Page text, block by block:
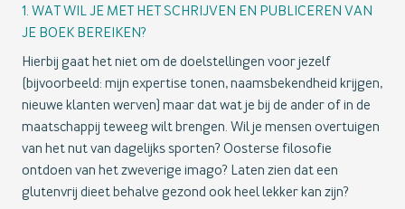
1. WAT WIL JE MET HET SCHRIJVEN EN PUBLICEREN VAN
JE BOEK BEREIKEN?
Hierbij gaat het niet om de doelstellingen voor jezelf
(bijvoorbeeld: mijn expertise tonen, naamsbekendheid krijgen,
nieuwe klanten werven) maar dat wat je bij de ander of in de
maatschappij teweeg wilt brengen. Wil je mensen overtuigen
van het nut van dagelijks sporten? Oosterse filosofie
ontdoen van het zweverige imago? Laten zien dat een
glutenvrij dieet behalve gezond ook heel lekker kan zijn?